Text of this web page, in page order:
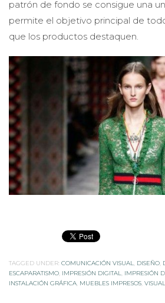
patrón de fondo se consigue una
permite el objetivo principal de
que los productos destaquen.
TAGGED UNDER: COMUNICACIÓN VISUAL DISEÑO
ESCAPARATISMO IMPRESIÓN DIGITAL IMPRESIÓN
INSTALACIÓN GRÁFICA MUEBLES IMPRESOS